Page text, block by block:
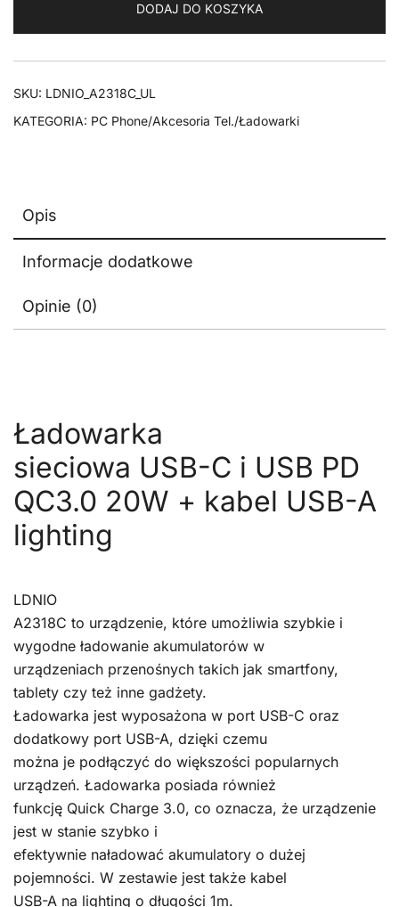
PD
QC3.0
kabel
Lightning
DODAJ DO KOSZYKA
SKU: LDNIO_A2318C_UL
KATEGORIA: PC Phone/Akcesoria Tel./Ładowarki
Opis
Informacje dodatkowe
Opinie (0)
Ładowarka
sieciowa USB-C i USB PD
QC3.0 20W + kabel USB-A
lighting
LDNIO
A2318C to urządzenie, które umożliwia szybkie i
wygodne ładowanie akumulatorów w
urządzeniach przenośnych takich jak smartfony,
tablety czy też inne gadżety.
Ładowarka jest wyposażona w port USB-C oraz
dodatkowy port USB-A, dzięki czemu
można je podłączyć do większości popularnych
urządzeń. Ładowarka posiada również
funkcję Quick Charge 3.0, co oznacza, że ​​urządzenie
jest w stanie szybko i
efektywnie naładować akumulatory o dużej
pojemności. W zestawie jest także kabel
USB-A na lighting o długości 1m.